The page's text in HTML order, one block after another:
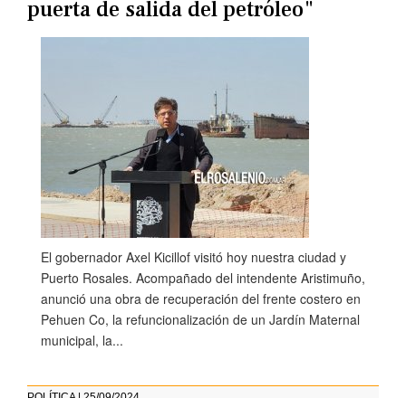
puerta de salida del petróleo"
El gobernador Axel Kicillof visitó hoy nuestra ciudad y
Puerto Rosales. Acompañado del intendente Aristimuño,
anunció una obra de recuperación del frente costero en
Pehuen Co, la refuncionalización de un Jardín Maternal
municipal, la...